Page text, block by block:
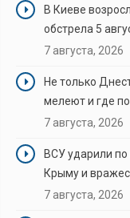
В Киеве
обстрела 5
7 августа, 2026
Не только
мелеют и где
7 августа, 2026
ВСУ ударили по
Крыму и
7 августа, 2026